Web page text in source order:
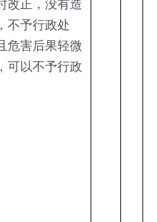
改正，没有造
不予行政处
危害后果轻微
可以不予行政